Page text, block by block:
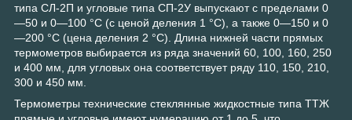
типа СЛ-2П и угловые типа СП-2У выпускают с пределами 0
—50 и 0—100 °С (с ценой деления 1 °С), а также 0—150 и 0
—200 °С (цена деления 2 °С). Длина нижней части прямых
термометров выбирается из ряда значений 60, 100, 160, 250
и 400 мм, для угловых она соответствует ряду 110, 150, 210,
300 и 450 мм.
Термометры технические стеклянные жидкостные типа ТТЖ